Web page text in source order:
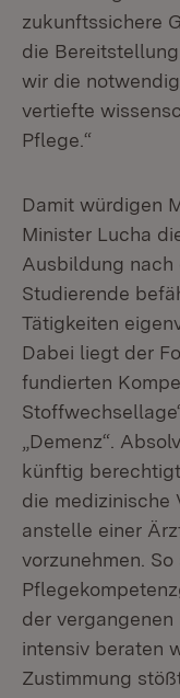
zukunftssichere
die
wir die
vertiefte
Pflege.“
Damit würdigen
Minister Lucha
Ausbildung nach
Studierende
Tätigkeiten
Dabei liegt der
fundierten
„Demenz“.
künftig
die medizinische
anstelle einer
vorzunehmen.
der
intensiv beraten
Zustimmung